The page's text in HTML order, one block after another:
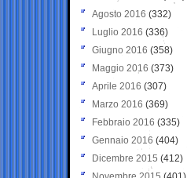
Agosto 2016 (332)
Luglio 2016 (336)
Giugno 2016 (358)
Maggio 2016 (373)
Aprile 2016 (307)
Marzo 2016 (369)
Febbraio 2016 (335)
Gennaio 2016 (404)
Dicembre 2015 (412)